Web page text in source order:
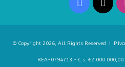
Facebook
© Copyright 2026, All Rights Reserved |
REA-0794713 - C.s.